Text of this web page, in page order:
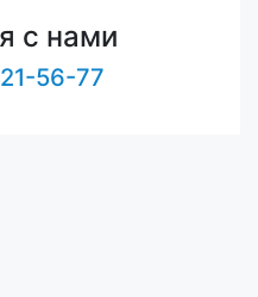
с нами
56-77